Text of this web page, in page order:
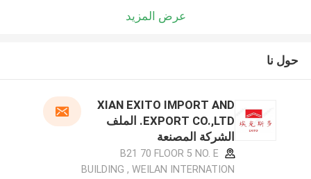
عرض المزيد
حول نا
XIAN EXITO IMPORT AND
EXPORT CO.,LTD. الملف
الشركة المصنعة
B21 70 FLOOR 5 NO. E
BUILDING , WEILAN INTERNATION